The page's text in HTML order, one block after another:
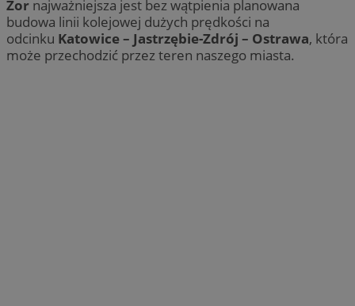
Żor najważniejsza jest bez wątpienia planowana
budowa linii kolejowej dużych prędkości na
odcinku Katowice – Jastrzębie-Zdrój – Ostrawa, która
może przechodzić przez teren naszego miasta.